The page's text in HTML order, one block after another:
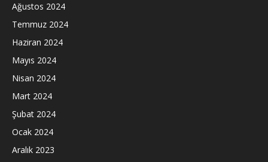
Ağustos 2024
Temmuz 2024
Haziran 2024
Mayıs 2024
Nisan 2024
Mart 2024
Şubat 2024
Ocak 2024
Aralık 2023